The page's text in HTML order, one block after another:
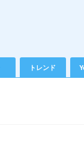
トレンド